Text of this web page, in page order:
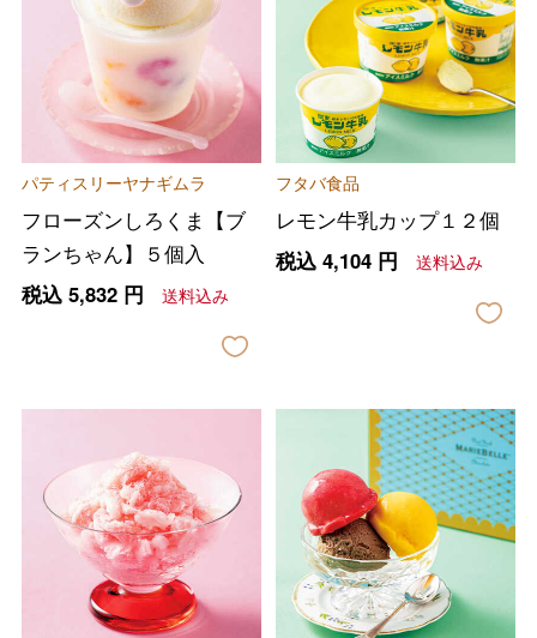
パティスリーヤナギムラ
フローズンしろくま【ブ
ランちゃん】５個入
税込 5,832円 送料込み
フタバ食品
レモン牛乳カップ１２個
税込 4,104円 送料込み